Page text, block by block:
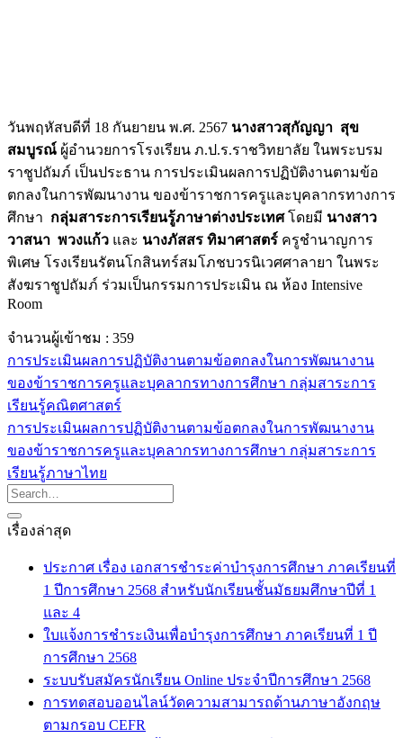
วันพฤหัสบดีที่ 18 กันยายน พ.ศ. 2567 นางสาวสุกัญญา สุข
สมบูรณ์ ผู้อำนวยการโรงเรียน ภ.ป.ร.ราชวิทยาลัย ในพระบรม
ราชูปถัมภ์ เป็นประธาน การประเมินผลการปฏิบัติงานตามข้อ
ตกลงในการพัฒนางาน ของข้าราชการครูและบุคลากรทางการ
ศึกษา กลุ่มสาระการเรียนรู้ภาษาต่างประเทศโดยมี นางสาว
วาสนา พวงแก้ว และ นางภัสสร ทิมาศาสตร์ ครูชำนาญการ
พิเศษ โรงเรียนรัตนโกสินทร์สมโภชบวรนิเวศศาลายา ในพระ
สังฆราชูปถัมภ์ ร่วมเป็นกรรมการประเมิน ณ ห้อง Intensive
Room
จำนวนผู้เข้าชม : 359
การประเมินผลการปฏิบัติงานตามข้อตกลงในการพัฒนางาน
ของข้าราชการครูและบุคลากรทางการศึกษา กลุ่มสาระการ
เรียนรู้คณิตศาสตร์
การประเมินผลการปฏิบัติงานตามข้อตกลงในการพัฒนางาน
ของข้าราชการครูและบุคลากรทางการศึกษา กลุ่มสาระการ
เรียนรู้ภาษาไทย
เรื่องล่าสุด
ประกาศ เรื่อง เอกสารชำระค่าบำรุงการศึกษา ภาคเรียนที่
1 ปีการศึกษา 2568 สำหรับนักเรียนชั้นมัธยมศึกษาปีที่ 1
และ 4
ใบแจ้งการชำระเงินเพื่อบำรุงการศึกษา ภาคเรียนที่ 1 ปี
การศึกษา 2568
ระบบรับสมัครนักเรียน Online ประจำปีการศึกษา 2568
การทดสอบออนไลน์วัดความสามารถด้านภาษาอังกฤษ
ตามกรอบ CEFR